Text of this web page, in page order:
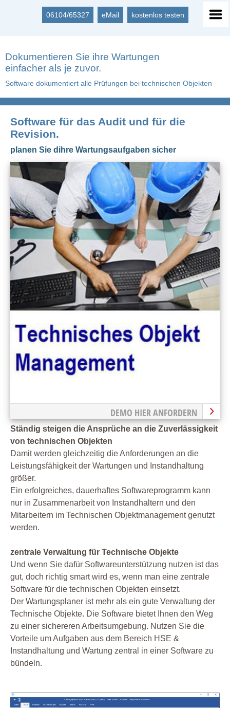
06104/65327 eMail kostenlos testen
Dokumentieren Sie ihre Wartungen
einfacher als je zuvor.
Software dokumentiert alle Prüfungen bei technischen Objekten
Software für das Audit und für die
Revision.
planen Sie dihre Wartungsaufgaben sicher
DEMO HIER ANFORDERN
Ständig steigen die Ansprüche an die Zuverlässigkeit
von technischen Objekten
Damit werden gleichzeitig die Anforderungen an die
Leistungsfähigkeit der Wartungen und Instandhaltung
größer.
Ein erfolgreiches, dauerhaftes Softwareprogramm kann
nur in Zusammenarbeit von Instandhaltern und den
Mitarbeitern im Technischen Objektmanagement genutzt
werden.
zentrale Verwaltung für Technische Objekte
Und wenn Sie dafür Softwareunterstützung nutzen ist das
gut, doch richtig smart wird es, wenn man eine zentrale
Software für die technischen Objekten einsetzt.
Der Wartungsplaner ist mehr als ein gute Verwaltung der
Technische Objekte. Die Software bietet Ihnen den Weg
zu einer sichereren Arbeitsumgebung. Nutzen Sie die
Vorteile um Aufgaben aus dem Bereich HSE &
Instandhaltung und Wartung zentral in einer Software zu
bündeln.